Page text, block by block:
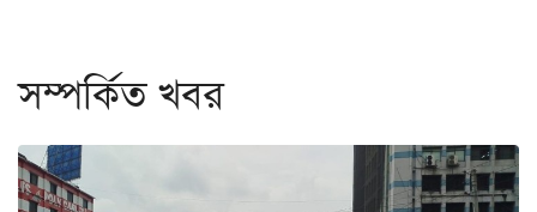
সম্পর্কিত খবর